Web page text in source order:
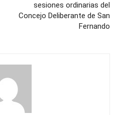
sesiones ordinarias del
Concejo Deliberante de San
Fernando